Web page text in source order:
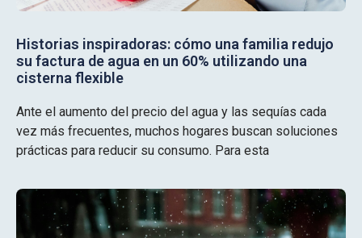
Historias inspiradoras: cómo una familia redujo
su factura de agua en un 60% utilizando una
cisterna flexible
Ante el aumento del precio del agua y las sequías cada
vez más frecuentes, muchos hogares buscan soluciones
prácticas para reducir su consumo. Para esta